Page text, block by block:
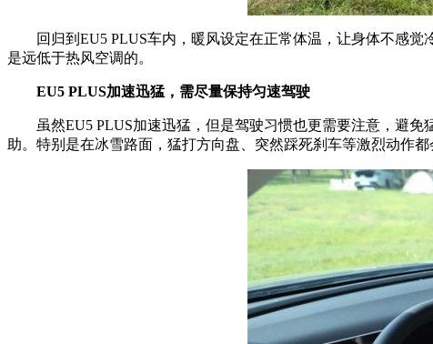
回归到EU5 PLUS车内，暖风设定在正常体温，让身体不感觉
是远低于热风空调的。
EU5 PLUS加速迅猛，需尽量保持匀速驾驶
虽然EU5 PLUS加速迅猛，但是驾驶习惯也更需要注意，避免
助。特别是在冰雪路面，猛打方向盘、突然踩死刹车等激烈动作